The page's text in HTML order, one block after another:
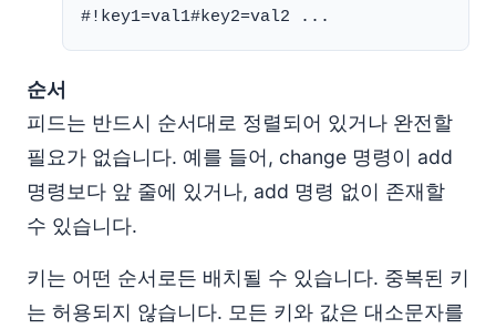
순서
피드는 반드시 순서대로 정렬되어 있거나 완전할
필요가 없습니다. 예를 들어, change 명령이 add
명령보다 앞 줄에 있거나, add 명령 없이 존재할
수 있습니다.
키는 어떤 순서로든 배치될 수 있습니다. 중복된 키
는 허용되지 않습니다. 모든 키와 값은 대소문자를